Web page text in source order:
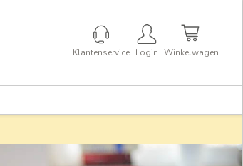
Klantenservice Login Winkelwagen